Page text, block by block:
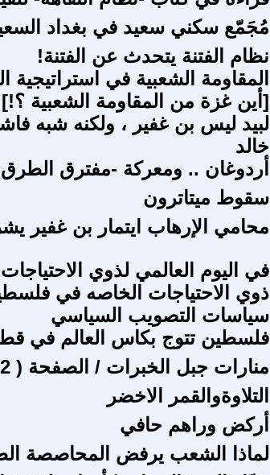
مُجَمّع سكني سعيد في بغداد
نظام الفتنة يتحدث عن الفتنة!
المقاومة الشعبية في استراتيجية
[أين غزة من المقاومة الشعبية ؟!]
لبيد ليس بن غفير ، ولكنه شبه
خالد
أردوغان .. ومعركة -مفترق الطرق-
سقوط ميتاترون
محامي الإرهاب ايتمار بن غفير
في اليوم العالمي لذوي
ذوي الاحتياجات الخاصه في
سياسات التصويب السياسي
فلسطين تتوج بكاس العالم في
منارات جبل الخبرات / الصفحة ( 62 )
التلاوةوالقمر الاخضر
أركض وراهم حافي
لماذا الشعب يرفض المحاصصة